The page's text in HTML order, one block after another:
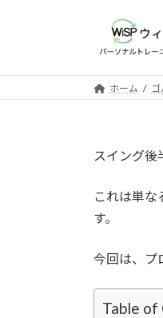
ホーム
スイング後
これは単
す。
今回は、プ
Table of